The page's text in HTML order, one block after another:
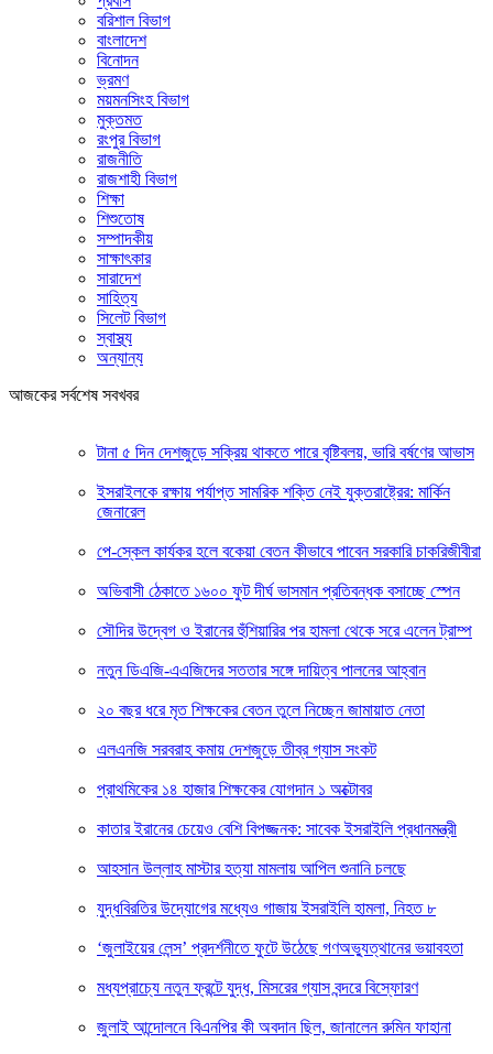
বরিশাল বিভাগ
বাংলাদেশ
বিনোদন
ভ্রমণ
ময়মনসিংহ বিভাগ
মুক্তমত
রংপুর বিভাগ
রাজনীতি
রাজশাহী বিভাগ
শিক্ষা
শিশুতোষ
সম্পাদকীয়
সাক্ষাৎকার
সারাদেশ
সাহিত্য
সিলেট বিভাগ
স্বাস্থ্য
অন্যান্য
আজকের সর্বশেষ সবখবর
টানা ৫ দিন দেশজুড়ে সক্রিয় থাকতে পারে বৃষ্টিবলয়, ভারি বর্ষণের আভাস
ইসরাইলকে রক্ষায় পর্যাপ্ত সামরিক শক্তি নেই যুক্তরাষ্ট্রের: মার্কিন
জেনারেল
পে-স্কেল কার্যকর হলে বকেয়া বেতন কীভাবে পাবেন সরকারি চাকরিজীবীরা
অভিবাসী ঠেকাতে ১৬০০ ফুট দীর্ঘ ভাসমান প্রতিবন্ধক বসাচ্ছে স্পেন
সৌদির উদ্বেগ ও ইরানের হুঁশিয়ারির পর হামলা থেকে সরে এলেন ট্রাম্প
নতুন ডিএজি-এএজিদের সততার সঙ্গে দায়িত্ব পালনের আহ্বান
২০ বছর ধরে মৃত শিক্ষকের বেতন তুলে নিচ্ছেন জামায়াত নেতা
এলএনজি সরবরাহ কমায় দেশজুড়ে তীব্র গ্যাস সংকট
প্রাথমিকের ১৪ হাজার শিক্ষকের যোগদান ১ অক্টোবর
কাতার ইরানের চেয়েও বেশি বিপজ্জনক: সাবেক ইসরাইলি প্রধানমন্ত্রী
আহসান উল্লাহ মাস্টার হত্যা মামলায় আপিল শুনানি চলছে
যুদ্ধবিরতির উদ্যোগের মধ্যেও গাজায় ইসরাইলি হামলা, নিহত ৮
‘জুলাইয়ের লেন্স’ প্রদর্শনীতে ফুটে উঠেছে গণঅভ্যুত্থানের ভয়াবহতা
মধ্যপ্রাচ্যে নতুন ফ্রন্টে যুদ্ধ, মিসরের গ্যাস বন্দরে বিস্ফোরণ
জুলাই আন্দোলনে বিএনপির কী অবদান ছিল, জানালেন রুমিন ফাহানা